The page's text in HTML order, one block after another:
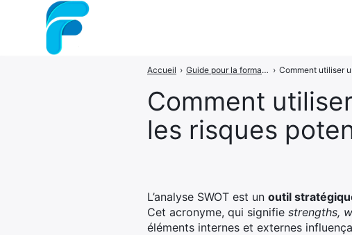
Comment
les risques
Accueil › Guide pour la formation en gestion de projets › Comment utiliser
L’analyse SWOT est un outil
Cet acronyme, qui signifie strengths,
éléments internes et externes
: